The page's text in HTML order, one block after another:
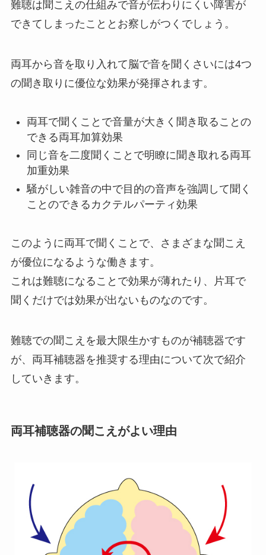
難聴は聞こえの仕組みで音が伝わりにくい障害が
できてしまったこととお察しがつくでしょう。
両耳から音を取り入れて脳で音を聞くさいには4つ
の聞き取りに優位な効果が発揮されます。
両耳で聞くことで音量が大きく聞き取ることの
できる両耳加算効果
同じ音を二度聞くことで明瞭に聞き取れる両耳
加重効果
騒がしい雑音の中で目的の音声を強調して聞く
ことのできるカクテルパーティ効果
このように両耳で聞くことで、さまざまな聞こえ
が優位になるような働きます。
これは難聴になることで効果が薄れたり、片耳で
聞くだけでは効果が出ないものなのです。
難聴での聞こえを最大限生かすものが補聴器です
が、両耳補聴器を推奨する理由について次で紹介
していきます。
両耳補聴器の聞こえがよい理由